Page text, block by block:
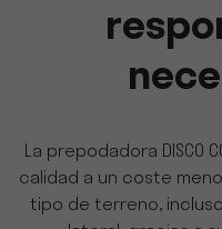
La prepodadora DISCO
calidad a un coste
tipo de terreno,